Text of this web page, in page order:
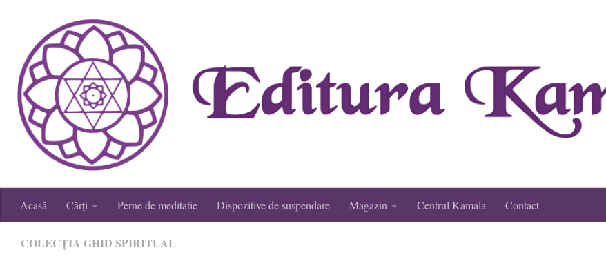
Skip to content
Acasă Cărți Perne de meditatie Dispozitive de suspendare Magazin Centrul Kamala Contact
COLECȚIA GHID SPIRITUAL